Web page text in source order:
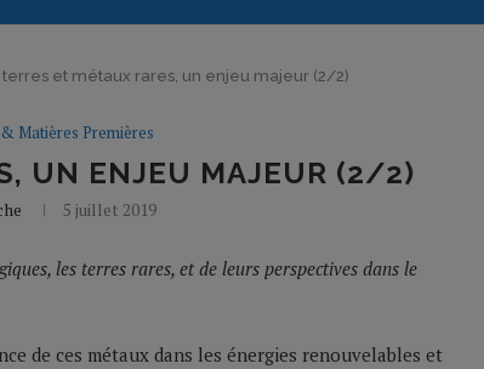
terres et métaux rares, un enjeu majeur (2/2)
Matières Premières
UN ENJEU MAJEUR (2/2)
5 juillet 2019
les terres rares, et de leurs perspectives dans le
de ces métaux dans les énergies renouvelables et